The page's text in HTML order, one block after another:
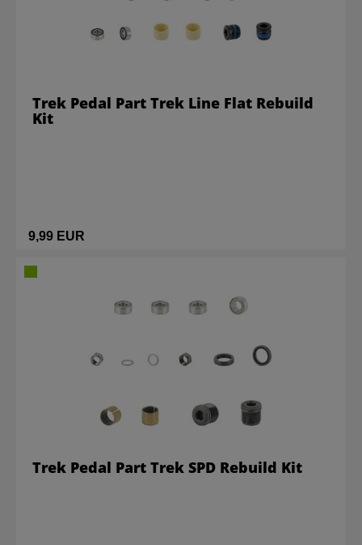
9,99 EUR
Trek Pedal Part Trek Line Flat Rebuild
Kit
Trek Pedal Part Trek SPD Rebuild Kit